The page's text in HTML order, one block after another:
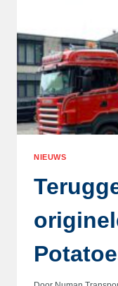
NIEUWS